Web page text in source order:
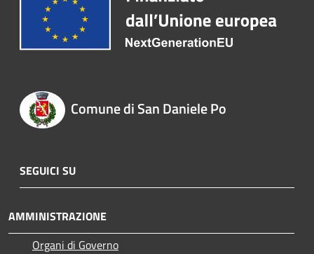
Comune di San Daniele Po
SEGUICI SU
AMMINISTRAZIONE
Organi di Governo